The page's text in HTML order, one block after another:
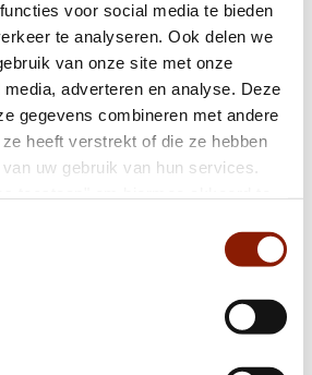
voor social media te bieden
te analyseren. Ook delen we
van onze site met onze
adverteren en analyse. Deze
gegevens combineren met andere
heeft verstrekt of die ze hebben
uw gebruik van hun services.
kunt u meer lezen over onze
instellingen button linksonder op
je toestemming op elk moment
en Dichterbij leiden samen
op
zijn aanjagers voor
van leefgeld en